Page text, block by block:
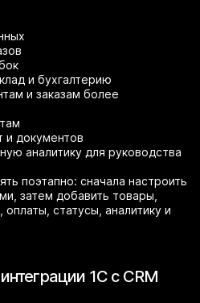
и бухгалтерию
и заказам более
и документов
аналитику для руководства
поэтапно: сначала настроить
затем добавить товары,
статусы, аналитику и
1С с CRM